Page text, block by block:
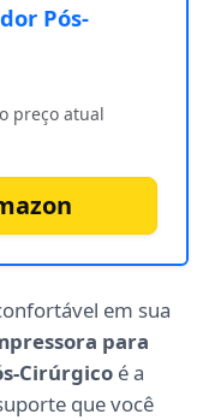
Pós-
preço atual
em sua
para
Cirúrgico é a
que você